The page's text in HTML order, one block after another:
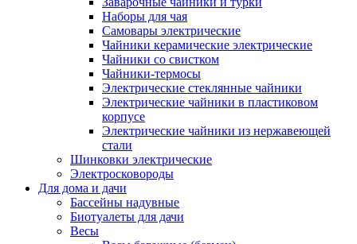
Наборы для чая
Самовары электрические
Чайники керамические электрические
Чайники со свистком
Чайники-термосы
Электрические стеклянные чайники
Электрические чайники в пластиковом
корпусе
Электрические чайники из нержавеющей
стали
Шинковки электрические
Электросковороды
Для дома и дачи
Бассейны надувные
Биотуалеты для дачи
Весы